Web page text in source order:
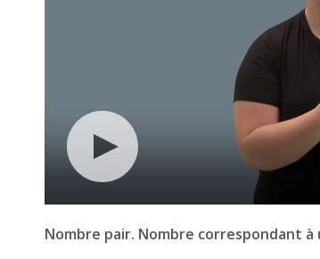
Nombre pair. Nombre correspondant